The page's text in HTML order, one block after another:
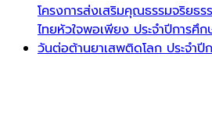
โครงการส่งเสริมคุณธรรมจริยธร
ไทยหัวใจพอเพียง ประจำปีการศึ
วันต่อต้านยาเสพติดโลก ประจำปี